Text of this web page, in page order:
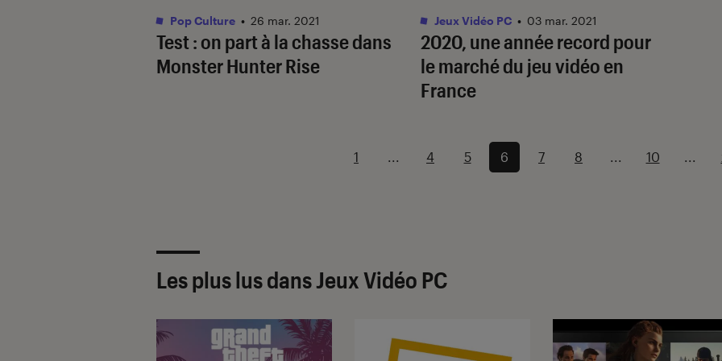
Test : on part à la chasse dans
Monster Hunter Rise
Pop Culture • 26 mar. 2021
2020, une année record pour
le marché du jeu vidéo en
France
Jeux Vidéo PC • 03 mar. 2021
1 ... 4 5 6 7 8 ... 10 ...
Les plus lus dans Jeux Vidéo PC